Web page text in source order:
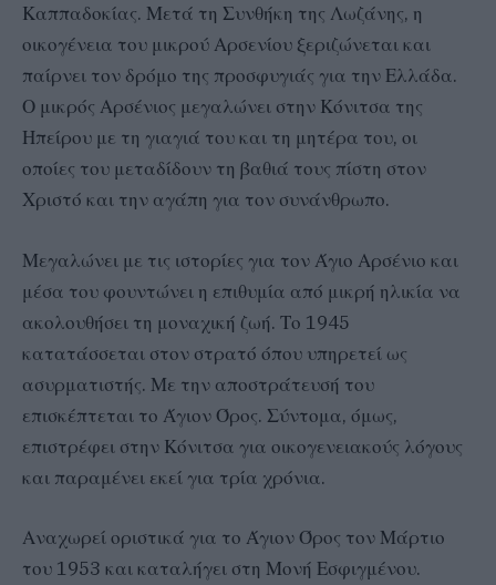
Καππαδοκίας. Μετά τη Συνθήκη της Λωζάνης, η
οικογένεια του μικρού Αρσενίου ξεριζώνεται και
παίρνει τον δρόμο της προσφυγιάς για την Ελλάδα.
Ο μικρός Αρσένιος μεγαλώνει στην Κόνιτσα της
Ηπείρου με τη γιαγιά του και τη μητέρα του, οι
οποίες του μεταδίδουν τη βαθιά τους πίστη στον
Χριστό και την αγάπη για τον συνάνθρωπο.
Μεγαλώνει με τις ιστορίες για τον Άγιο Αρσένιο και
μέσα του φουντώνει η επιθυμία από μικρή ηλικία να
ακολουθήσει τη μοναχική ζωή. Το 1945
κατατάσσεται στον στρατό όπου υπηρετεί ως
ασυρματιστής. Με την αποστράτευσή του
επισκέπτεται το Άγιον Όρος. Σύντομα, όμως,
επιστρέφει στην Κόνιτσα για οικογενειακούς λόγους
και παραμένει εκεί για τρία χρόνια.
Αναχωρεί οριστικά για το Άγιον Όρος τον Μάρτιο
του 1953 και καταλήγει στη Μονή Εσφιγμένου.